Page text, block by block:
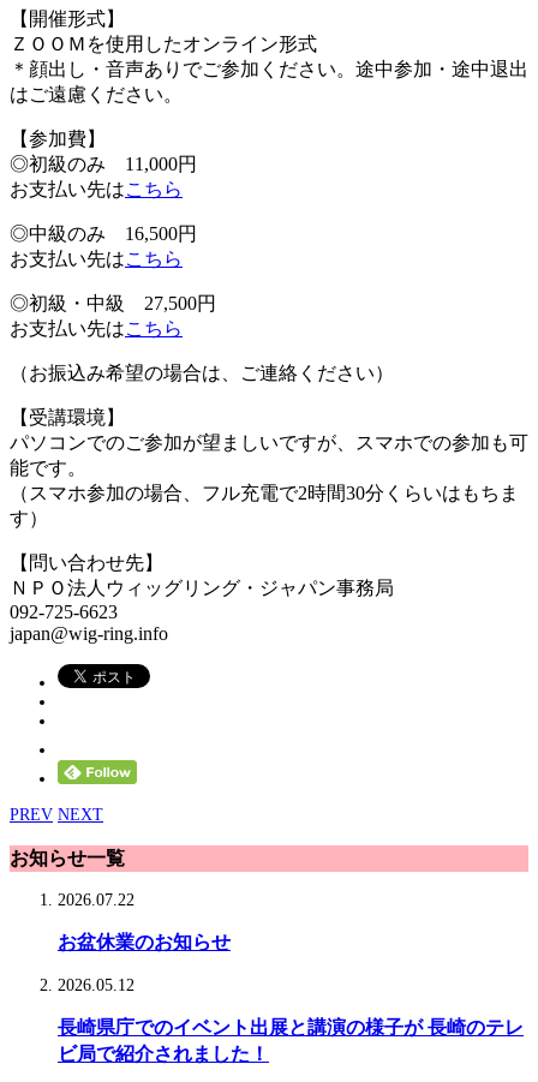
【開催形式】
ＺＯＯＭを使用したオンライン形式
＊顔出し・音声ありでご参加ください。途中参加・途中退出
はご遠慮ください。
【参加費】
◎初級のみ 11,000円
お支払い先はこちら
◎中級のみ 16,500円
お支払い先はこちら
◎初級・中級 27,500円
お支払い先はこちら
（お振込み希望の場合は、ご連絡ください）
【受講環境】
パソコンでのご参加が望ましいですが、スマホでの参加も可
能です。
（スマホ参加の場合、フル充電で2時間30分くらいはもちま
す）
【問い合わせ先】
ＮＰＯ法人ウィッグリング・ジャパン事務局
092-725-6623
japan@wig-ring.info
PREV NEXT
お知らせ一覧
2026.07.22
お盆休業のお知らせ
2026.05.12
長崎県庁でのイベント出展と講演の様子が 長崎のテレ
ビ局で紹介されました！